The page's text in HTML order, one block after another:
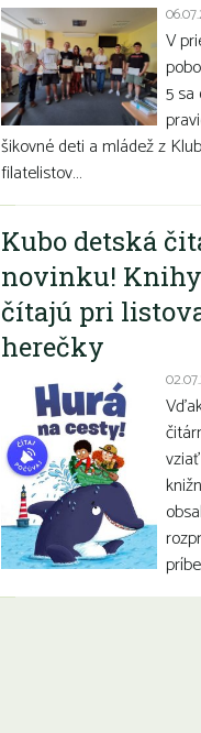
V
5 sa
šikovné deti a mládež z
filatelistov…
Kubo detská
novinku!
čítajú pri
herečky